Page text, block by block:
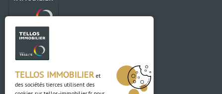
Contact
03 88 04 84 84
Adresse
TELLOS IMMOBILIER et
des sociétés tierces utilisent des